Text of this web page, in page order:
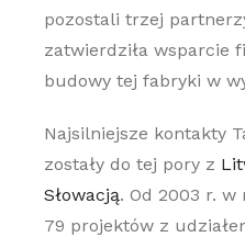
pozostali trzej
zatwierdziła wsparcie
budowy tej fabryki w
Najsilniejsze kontakty
zostały do tej pory z
Słowacją. Od 2003 r. w
79 projektów z